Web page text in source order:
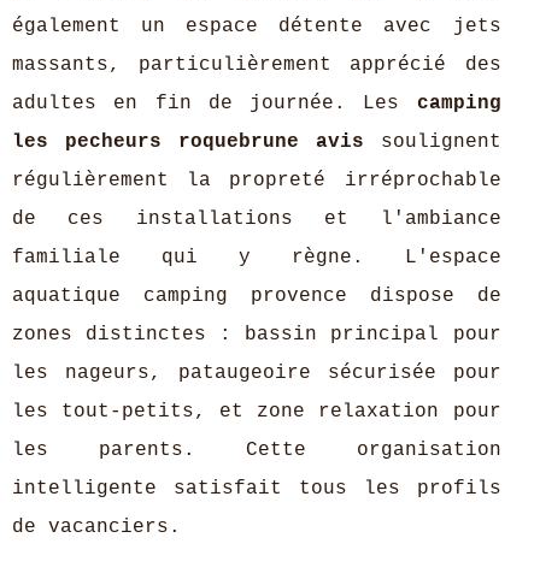
également un espace détente avec jets
massants, particulièrement apprécié des
adultes en fin de journée. Les camping
les pecheurs roquebrune avis soulignent
régulièrement la propreté irréprochable
de ces installations et l'ambiance
familiale qui y règne. L'espace
aquatique camping provence dispose de
zones distinctes : bassin principal pour
les nageurs, pataugeoire sécurisée pour
les tout-petits, et zone relaxation pour
les parents. Cette organisation
intelligente satisfait tous les profils
de vacanciers.